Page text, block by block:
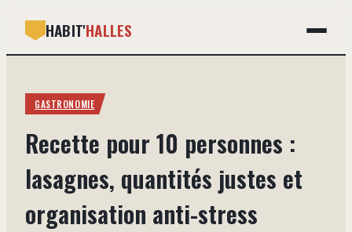
HABIT'HALLES
BRICOLAGE
DÉCO
IMMOBILIER
MAISON
GASTRONOMIE
Recette pour 10 personnes :
lasagnes, quantités justes et
organisation anti-stress